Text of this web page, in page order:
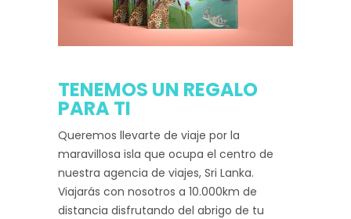
TENEMOS UN REGALO
PARA TI
Queremos llevarte de viaje por la
maravillosa isla que ocupa el centro de
nuestra agencia de viajes, Sri Lanka.
Viajarás con nosotros a 10.000km de
distancia disfrutando del abrigo de tu